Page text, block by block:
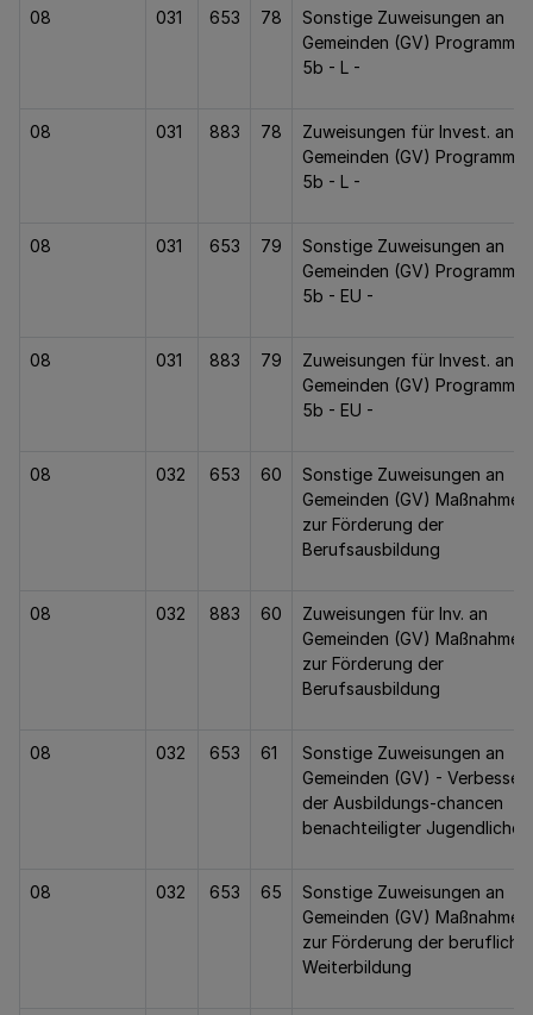
08 031 653 78
Sonstige Zuweisungen an
Gemeinden (GV) Programm
5b - L -
08 031 883 78
Zuweisungen für Invest. an
Gemeinden (GV) Programm
5b - L -
08 031 653 79
Sonstige Zuweisungen an
Gemeinden (GV) Programm
5b - EU -
08 031 883 79
Zuweisungen für Invest. an
Gemeinden (GV) Programm
5b - EU -
08 032 653 60
Sonstige Zuweisungen an
Gemeinden (GV) Maßnahmen
zur Förderung der
Berufsausbildung
08 032 883 60
Zuweisungen für Inv. an
Gemeinden (GV) Maßnahmen
zur Förderung der
Berufsausbildung
08 032 653 61
Sonstige Zuweisungen an
Gemeinden (GV) -
der Ausbildungs-chancen
benachteiligter Jugendlicher
08 032 653 65
Sonstige Zuweisungen an
Gemeinden (GV) Maßnahmen
zur Förderung der
Weiterbildung